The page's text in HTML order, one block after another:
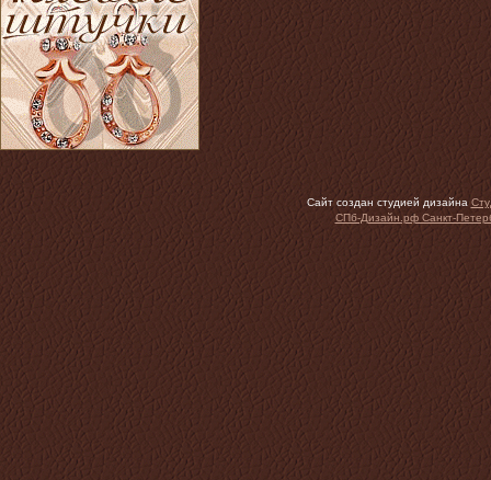
Сайт создан студией дизайна
СПб-Дизайн.рф Санкт-